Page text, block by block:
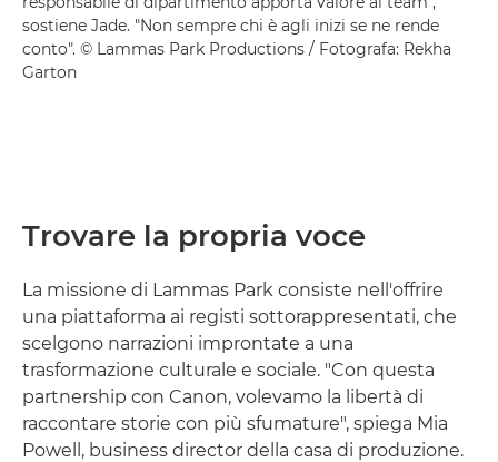
sostiene Jade. "Non sempre chi è agli inizi se ne rende
conto". © Lammas Park Productions / Fotografa: Rekha
Garton
Trovare la propria voce
La missione di Lammas Park consiste nell'offrire
una piattaforma ai registi sottorappresentati, che
scelgono narrazioni improntate a una
trasformazione culturale e sociale. "Con questa
partnership con Canon, volevamo la libertà di
raccontare storie con più sfumature", spiega Mia
Powell, business director della casa di produzione.